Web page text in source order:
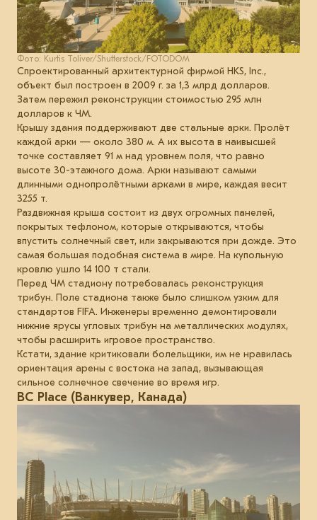
Фото: Kurtis Toliver/Shutterstock/FOTODOM
Спроектированный архитектурной фирмой HKS, Inc.,
объект был построен в 2009 г. за 1,3 млрд долларов.
Затем пережил реконструкции стоимостью 295 млн
долларов к ЧМ.
Крышу здания поддерживают две стальные арки. Пролёт
каждой арки — около 380 м. А их высота в наивысшей
точке составляет 91 м над уровнем поля, что равно
высоте 30-этажного дома. Арки называют самыми
длинными однопролётными арками в мире, каждая весит
3255 т.
Раздвижная крыша состоит из двух огромных панелей,
покрытых тефлоном, которые открываются, чтобы
впустить солнечный свет, или закрываются при дожде. Это
самая большая подобная система в мире. На купольную
кровлю ушло 14 100 т стали.
Перед ЧМ стадиону потребовалась реконструкция
трибун. Поле стадиона также было слишком узким для
стандартов FIFA. Инженеры временно демонтировали
нижние ярусы угловых трибун на металлических модулях,
чтобы расширить игровое пространство.
Кстати, здание критиковали болельщики, им не нравилась
ориентация арены с востока на запад, вызывающая
сильное солнечное свечение во время игр.
BC Place (Ванкувер, Канада)